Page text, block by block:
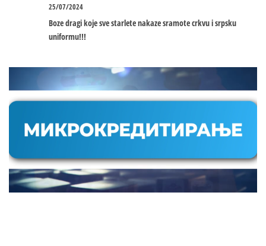
25/07/2024
Boze dragi koje sve starlete nakaze sramote crkvu i srpsku
uniformu!!!